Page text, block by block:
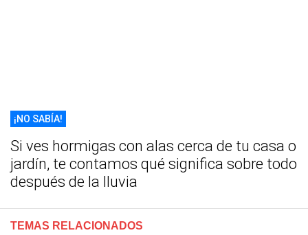
¡NO SABÍA!
Si ves hormigas con alas cerca de tu casa o
jardín, te contamos qué significa sobre todo
después de la lluvia
TEMAS RELACIONADOS